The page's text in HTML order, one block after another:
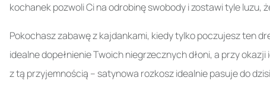
kochanek pozwoli Ci na odrobinę swobody i zostawi tyle luzu,
Pokochasz zabawę z kajdankami, kiedy tylko poczujesz ten
idealne dopełnienie Twoich niegrzecznych dłoni, a przy
z tą przyjemnością – satynowa rozkosz idealnie pasuje do